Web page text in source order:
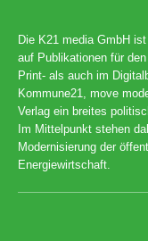
Die K21 media GmbH
auf Publikationen für
Print- als auch im
Kommune21, move
Verlag ein breites
Im Mittelpunkt stehen
Modernisierung der
Energiewirtschaft.